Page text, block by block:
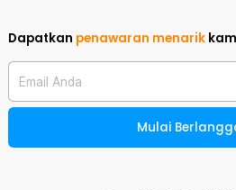
Dapatkan penawaran menarik
Email Anda
Mulai